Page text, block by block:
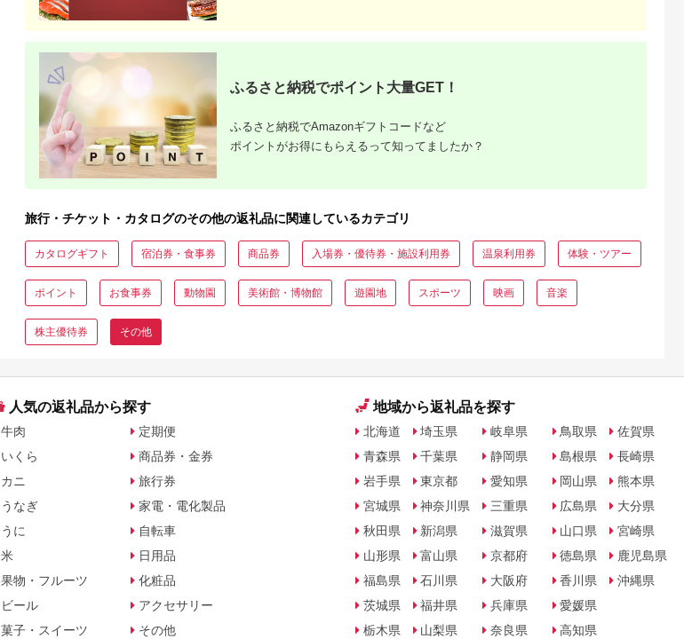
ふるさと納税でポイント大量GET！
ふるさと納税でAmazonギフトコードなど
ポイントがお得にもらえるって知ってましたか？
旅行・チケット・カタログのその他の返礼品に関連しているカテゴリ
カタログギフト 宿泊券・食事券 商品券 入場券・優待券・施設利用券 温泉利用券 体験・ツアー
ポイント お食事券 動物園 美術館・博物館 遊園地 スポーツ 映画 音楽
株主優待券 その他
人気の返礼品から探す
牛肉
いくら
カニ
うなぎ
うに
米
果物・フルーツ
ビール
菓子・スイーツ
定期便
商品券・金券
旅行券
家電・電化製品
自転車
日用品
化粧品
アクセサリー
その他
地域から返礼品を探す
北海道
青森県
岩手県
宮城県
秋田県
山形県
福島県
茨城県
栃木県
埼玉県
千葉県
東京都
神奈川県
新潟県
富山県
石川県
福井県
山梨県
岐阜県
静岡県
愛知県
三重県
滋賀県
京都府
大阪府
兵庫県
奈良県
鳥取県
島根県
岡山県
広島県
山口県
徳島県
香川県
愛媛県
高知県
佐賀県
長崎県
熊本県
大分県
宮崎県
鹿児島県
沖縄県